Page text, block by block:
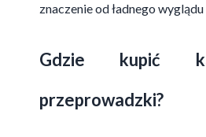
znaczenie od ładnego
Gdzie kupić
przeprowadzki?